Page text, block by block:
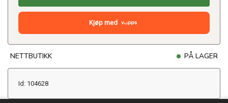
Kjøp med
NETTBUTIKK PÅ LAGER
Id: 104628